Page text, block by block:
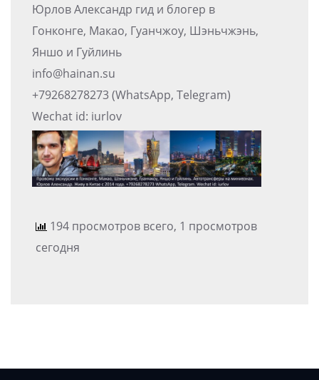
Юрлов Александр гид и блогер в
Гонконге, Макао, Гуанчжоу, Шэньчжэнь,
Яншо и Гуйлинь
info@hainan.su
+79268278273 (WhatsApp, Telegram)
Wechat id: iurlov
194 просмотров всего, 1 просмотров
сегодня